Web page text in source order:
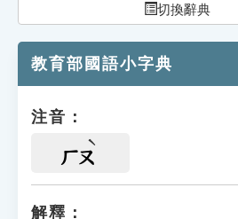
切換辭典
教育部國語小字典
注音：
ㄏㄡ
解釋：